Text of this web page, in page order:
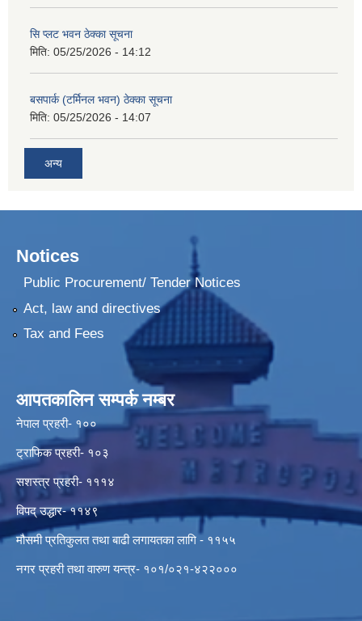
सि प्लट भवन ठेक्का सूचना
मिति: 05/25/2026 - 14:12
बसपार्क (टर्मिनल भवन) ठेक्का सूचना
मिति: 05/25/2026 - 14:07
अन्य
Notices
Public Procurement/ Tender Notices
Act, law and directives
Tax and Fees
आपतकालिन सम्पर्क नम्बर
नेपाल प्रहरी- १००
ट्राफिक प्रहरी- १०३
सशस्त्र प्रहरी- १११४
विपद् उद्धार- ११४९
मौसमी प्रतिकुलत तथा बाढी लगायतका लागि - ११५५
नगर प्रहरी तथा वारुण यन्त्र- १०१/०२१-४२२०००